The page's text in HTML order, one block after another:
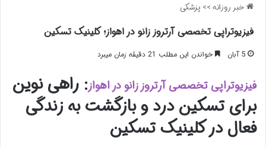
خبر روزانه>> پزشکی
فیزیوتراپی تخصصی آرتروز زانو در اهواز؛ کلینیک تسکین
5 آبان خواندن این مطلب 21 دقیقه زمان میبرد
فیزیوتراپی تخصصی آرتروز زانو در اهواز: راهی نوین
برای تسکین درد و بازگشت به زندگی
فعال در کلینیک تسکین